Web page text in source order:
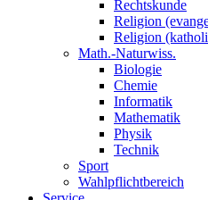
Rechtskunde
Religion
Religion
Math.-Naturwiss.
Biologie
Chemie
Informatik
Mathematik
Physik
Technik
Sport
Wahlpflichtbereich